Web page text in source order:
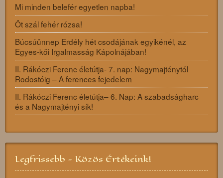
Mi minden belefér egyetlen napba!
Öt szál fehér rózsa!
Búcsúünnep Erdély hét csodájának egyikénél, az
Egyes-kői Irgalmasság Kápolnájában!
II. Rákóczi Ferenc életútja- 7. nap: Nagymajténytól
Rodostóig – A ferences fejedelem
II. Rákóczi Ferenc életútja– 6. Nap: A szabadságharc
és a Nagymajtényi sík!
Legfrissebb - Közös Értékeink!